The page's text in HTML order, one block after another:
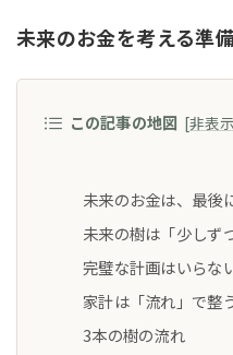
未来のお金を考える準
この記事の地図 [非表示
未来のお金は、最後
未来の樹は「少しず
完璧な計画はいらな
家計は「流れ」で整
3本の樹の流れ